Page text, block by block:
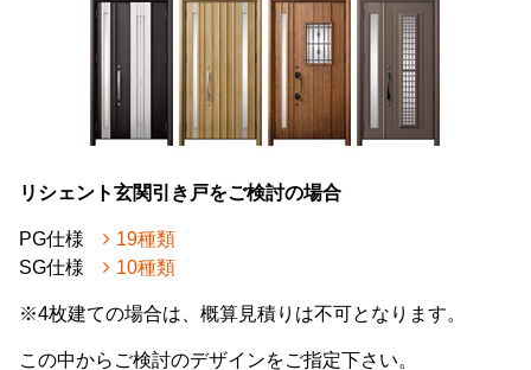
リシェント玄関引き戸をご検討の場合
PG仕様
19種類
SG仕様
10種類
※4枚建ての場合は、概算見積りは不可となります。
この中からご検討のデザインをご指定下さい。